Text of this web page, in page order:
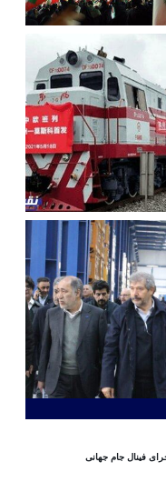
فینال جام جهانی